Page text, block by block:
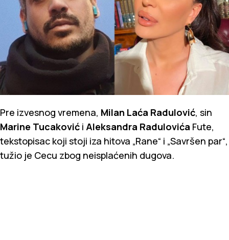
Pre izvesnog vremena, Milan Laća Radulović, sin
Marine Tucaković i Aleksandra Radulovića Fute,
tekstopisac koji stoji iza hitova „Rane“ i „Savršen par“,
tužio je Cecu zbog neisplaćenih dugova.